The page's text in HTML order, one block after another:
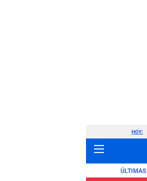
HOY:
ÚLTIMAS